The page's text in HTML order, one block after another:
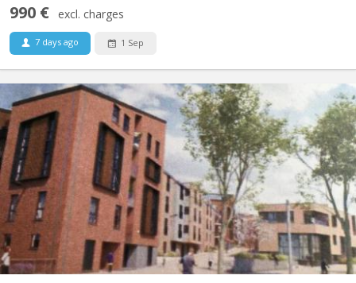
990 € excl. charges
7 days ago 1 Sep
KV 1459
Furnished 1-bedroom apartment, built in 2020, centrally located
in a new residential complex in Courbevoie with views of the
gardens. 3 minutes (250m) from the Esplanade supermarket.
SNCB train station (300m). Bus station 11 minutes (900m). E411
motorway at the parking lot exit. Living room with...